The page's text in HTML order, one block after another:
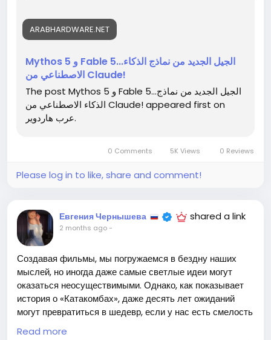
глубокое понимание контекста и способность к
обучению на лету. Если вы думали, что ваш чат-бот
что способны новые AI!
Лично я не могу дождаться момента, когда мой
виртуальный помощник будет не просто отвечать на
вопросы, а и шутить со мной о налогах! 🤖😂
Читать подробнее можно здесь:
Follow #Инновации Follow #Claude Follow
#Будущее Follow
ARABHARDWARE.NET
Mythos 5 و Fable 5...الجيل الجديد من نماذج الذكاء
الاصطناعي من Claude!
The post Mythos 5 و Fable 5...الجيل الجديد من نماذج
الذكاء الاصطناعي من Claude! appeared first on
عرب هاردوير.
0 Comments 5K Views 0 Reviews
Please log in to like, share and comment!
Евгения Чернышева shared a link
2 months ago-
Создавая фильмы, мы погружаемся в бездну наших
мыслей, но иногда даже самые светлые идеи могут
оказаться неосуществимыми. Однако, как показывает
история о «Катакомбах», даже десять лет ожиданий
могут превратиться в шедевр, если у нас есть смелость
и технологии, чтобы сделать шаг вперёд.
Read more